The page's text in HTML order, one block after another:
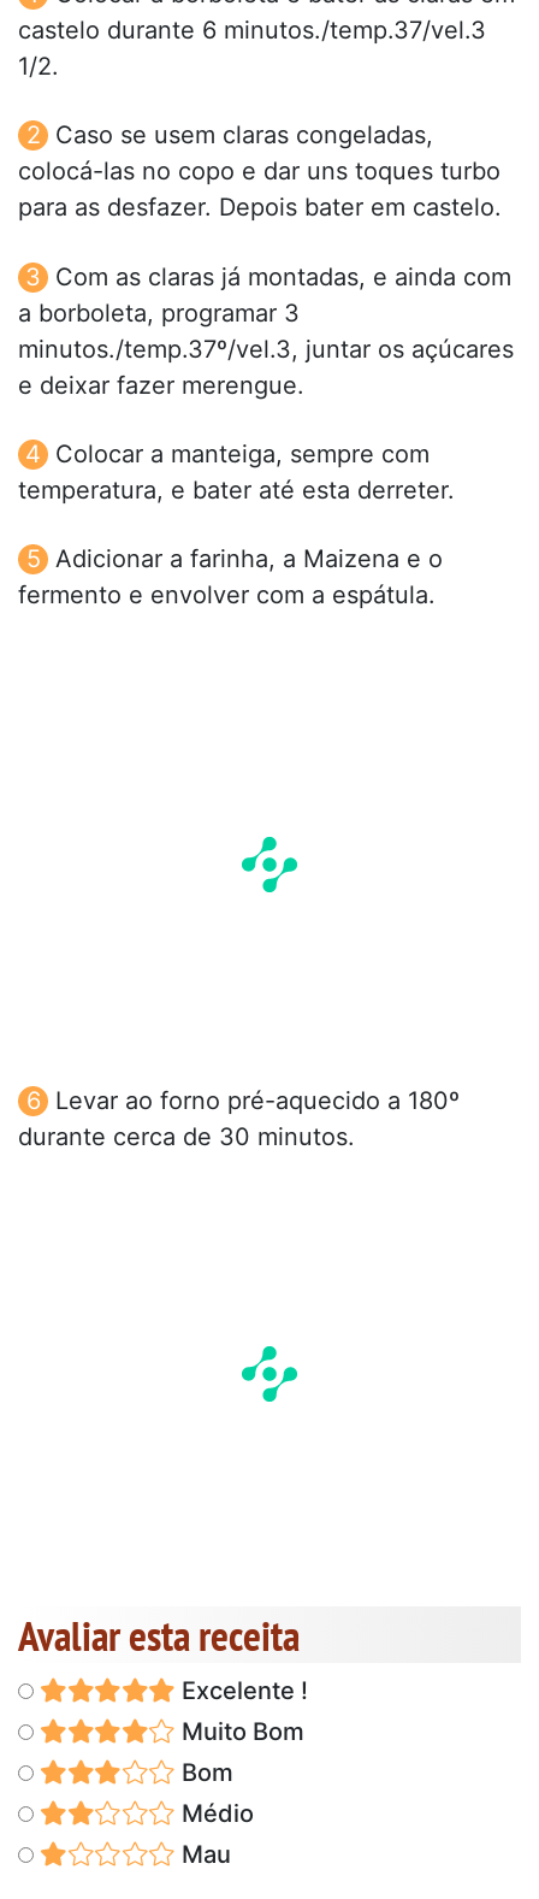
castelo durante 6 minutos./temp.37/vel.3
1/2.
Caso se usem claras congeladas,
colocá-las no copo e dar uns toques turbo
para as desfazer. Depois bater em castelo.
Com as claras já montadas, e ainda com
a borboleta, programar 3
minutos./temp.37º/vel.3, juntar os açúcares
e deixar fazer merengue.
Colocar a manteiga, sempre com
temperatura, e bater até esta derreter.
Adicionar a farinha, a Maizena e o
fermento e envolver com a espátula.
Levar ao forno pré-aquecido a 180º
durante cerca de 30 minutos.
Avaliar esta receita
Excelente !
Muito Bom
Bom
Médio
Mau